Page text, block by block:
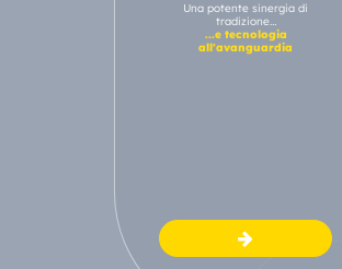
Una potente sinergia di
tradizione…
...e tecnologia
all'avanguardia